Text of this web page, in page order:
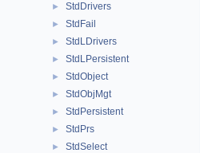
► StdDrivers
► StdFail
► StdLDrivers
► StdLPersistent
► StdObject
► StdObjMgt
► StdPersistent
► StdPrs
► StdSelect